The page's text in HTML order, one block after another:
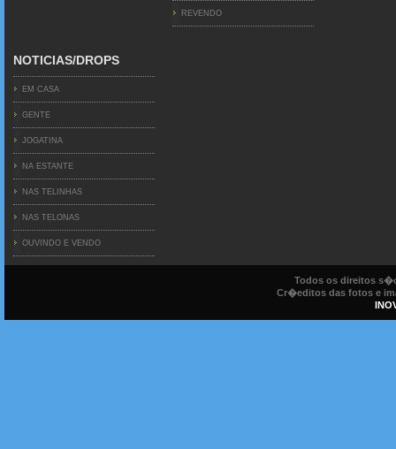
REVENDO
NOTICIAS/DROPS
EM CASA
GENTE
JOGATINA
NA ESTANTE
NAS TELINHAS
NAS TELONAS
OUVINDO E VENDO
Todos os direitos
Cr�editos das fotos e